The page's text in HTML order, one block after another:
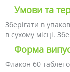
Умови та
Зберігати в
в сухому місці.
Форма
Флакон 60